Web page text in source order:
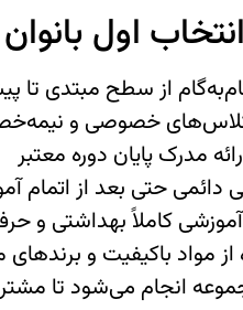
اول
از سطح مبتدی تا
کلاس‌های خصوصی و
مدرک پایان دوره معتبر
دائمی حتی بعد از اتمام
کاملاً بهداشتی و
از مواد باکیفیت و برندهای
انجام می‌شود تا